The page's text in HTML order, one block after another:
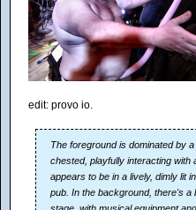
edit: provo io.
The foreground is dominated by
chested, playfully interacting with
appears to be in a lively, dimly lit
pub. In the background, there's a